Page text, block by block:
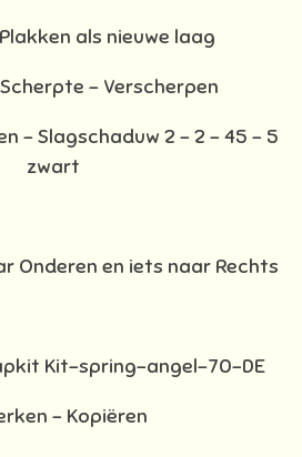
als nieuwe laag
– Verscherpen
- Slagschaduw 2 – 2 – 45 – 5
zwart
Onderen en iets naar Rechts
Kit-spring-angel-70-DE
– Kopiëren